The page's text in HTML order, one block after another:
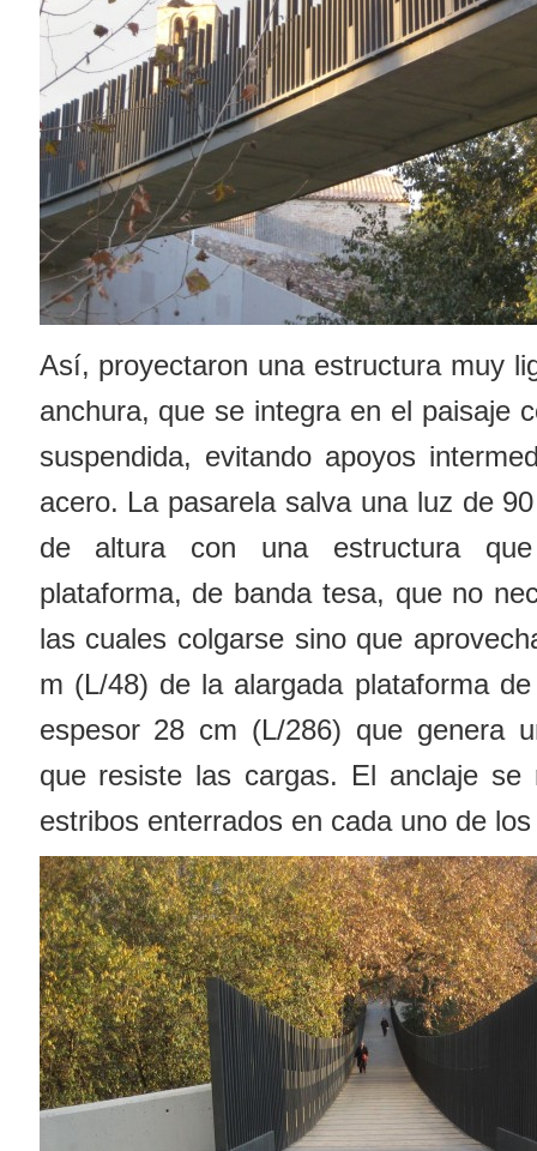
Así, proyectaron una estructura muy
anchura, que se integra en el paisaje
suspendida, evitando apoyos
acero. La pasarela salva una luz de
de altura con una estructura
plataforma, de banda tesa, que no
las cuales colgarse sino que
m (L/48) de la alargada plataforma
espesor 28 cm (L/286) que genera
que resiste las cargas. El anclaje se
estribos enterrados en cada uno de